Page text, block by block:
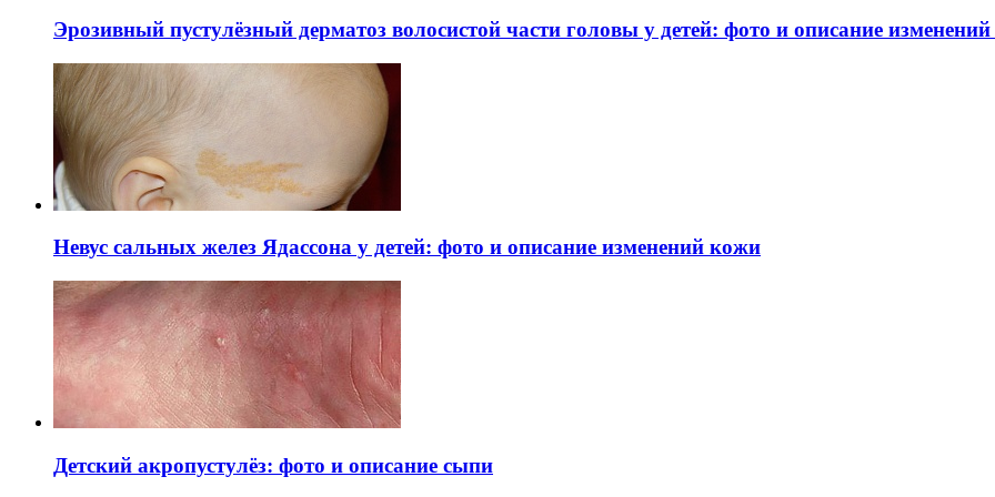
Эрозивный пустулёзный дерматоз волосистой части головы у детей: фото и описание
Невус сальных желез Ядассона у детей: фото и описание изменений кожи
Детский акропустулёз: фото и описание сыпи